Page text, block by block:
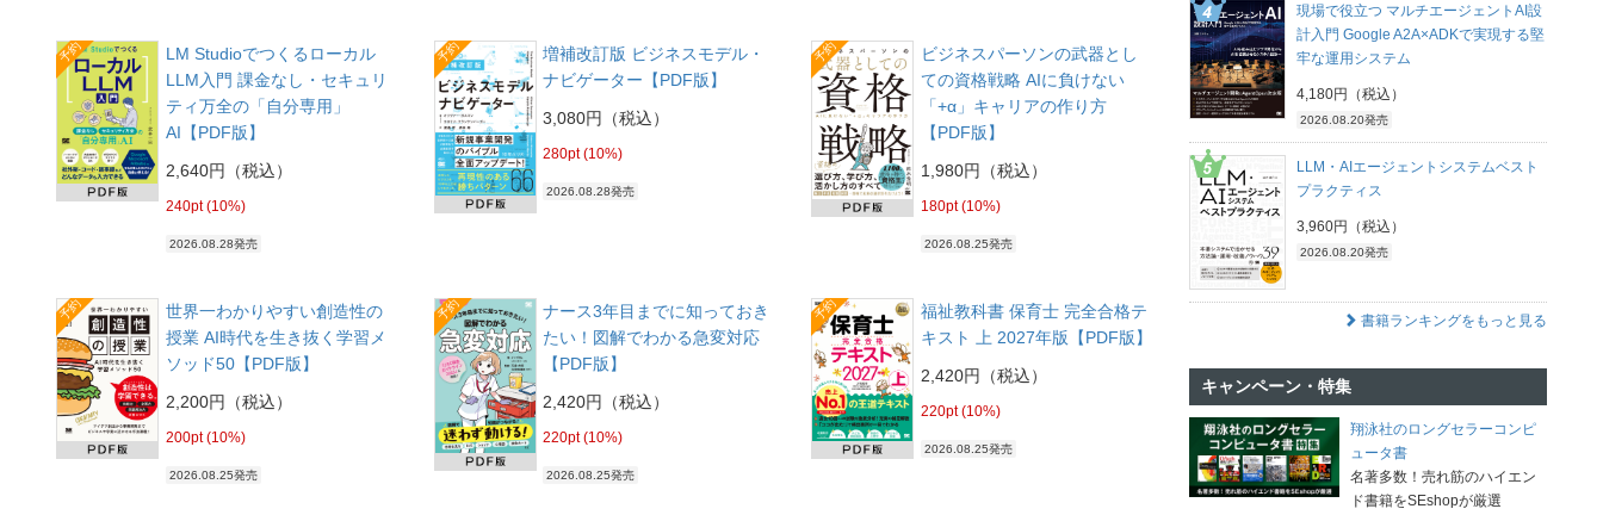
予約
LM Studioでつくるローカル
LLM入門 課金なし・セキュリ
ティ万全の「自分専用」
AI【PDF版】
2,640円（税込）
240pt (10%)
2026.08.28発売
予約
増補改訂版 ビジネスモデル・
ナビゲーター【PDF版】
3,080円（税込）
280pt (10%)
2026.08.28発売
予約
ビジネスパーソンの武器とし
ての資格戦略 AIに負けない
「+α」キャリアの作り方
【PDF版】
1,980円（税込）
180pt (10%)
2026.08.25発売
予約
世界一わかりやすい創造性の
授業 AI時代を生き抜く学習メ
ソッド50【PDF版】
2,200円（税込）
200pt (10%)
2026.08.25発売
予約
ナース3年目までに知っておき
たい！図解でわかる急変対応
【PDF版】
2,420円（税込）
220pt (10%)
2026.08.25発売
予約
福祉教科書 保育士 完全合格テ
キスト 上 2027年版【PDF版】
2,420円（税込）
220pt (10%)
2026.08.25発売
現場で役立つ マルチエージェントAI設
計入門 Google A2A×ADKで実現する堅
牢な運用システム
4,180円（税込）
2026.08.20発売
LLM・AIエージェントシステムベスト
プラクティス
3,960円（税込）
2026.08.20発売
書籍ランキングをもっと見る
キャンペーン・特集
翔泳社のロングセラーコンピ
ュータ書
名著多数！売れ筋のハイエン
ド書籍をSEshopが厳選